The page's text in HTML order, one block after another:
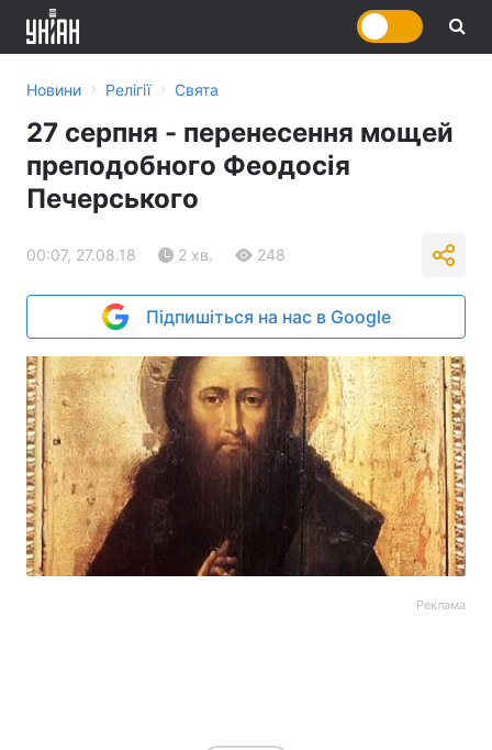
Новини › Релігії › Свята
27 серпня - перенесення мощей
преподобного Феодосія
Печерського
00:07, 27.08.18 2 хв. 248
Підпишіться на нас в Google
Реклама